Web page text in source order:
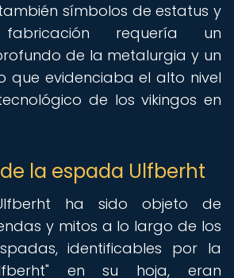
símbolos de estatus y
requería un
de la metalurgia y un
que evidenciaba el alto nivel
de los vikingos en
la espada Ulfberht
ha sido objeto de
y mitos a lo largo de los
identificables por la
en su hoja, eran